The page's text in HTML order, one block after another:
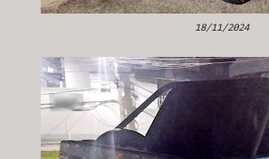
18/11/2024